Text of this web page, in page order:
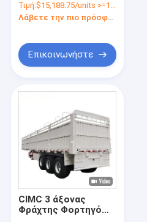
Προϊόντα
Σχετικά με εμάς
Γύρος εργοστασίων
Ποιοτικός έλεγχος
άξονα Μεγάλο
σχεδιασμό φράχτη
Τιμή:$15,188.75/units >=1 units
Λάβετε την πιο πρόσφατη τιμή
Επικοινωνήστε
CIMC 3 άξονας
Φράχτης Φορτηγό